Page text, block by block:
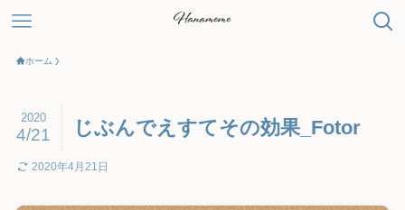
ホーム
じぶんでえすてその効果_Fotor
2020
4/21
2020年4月21日